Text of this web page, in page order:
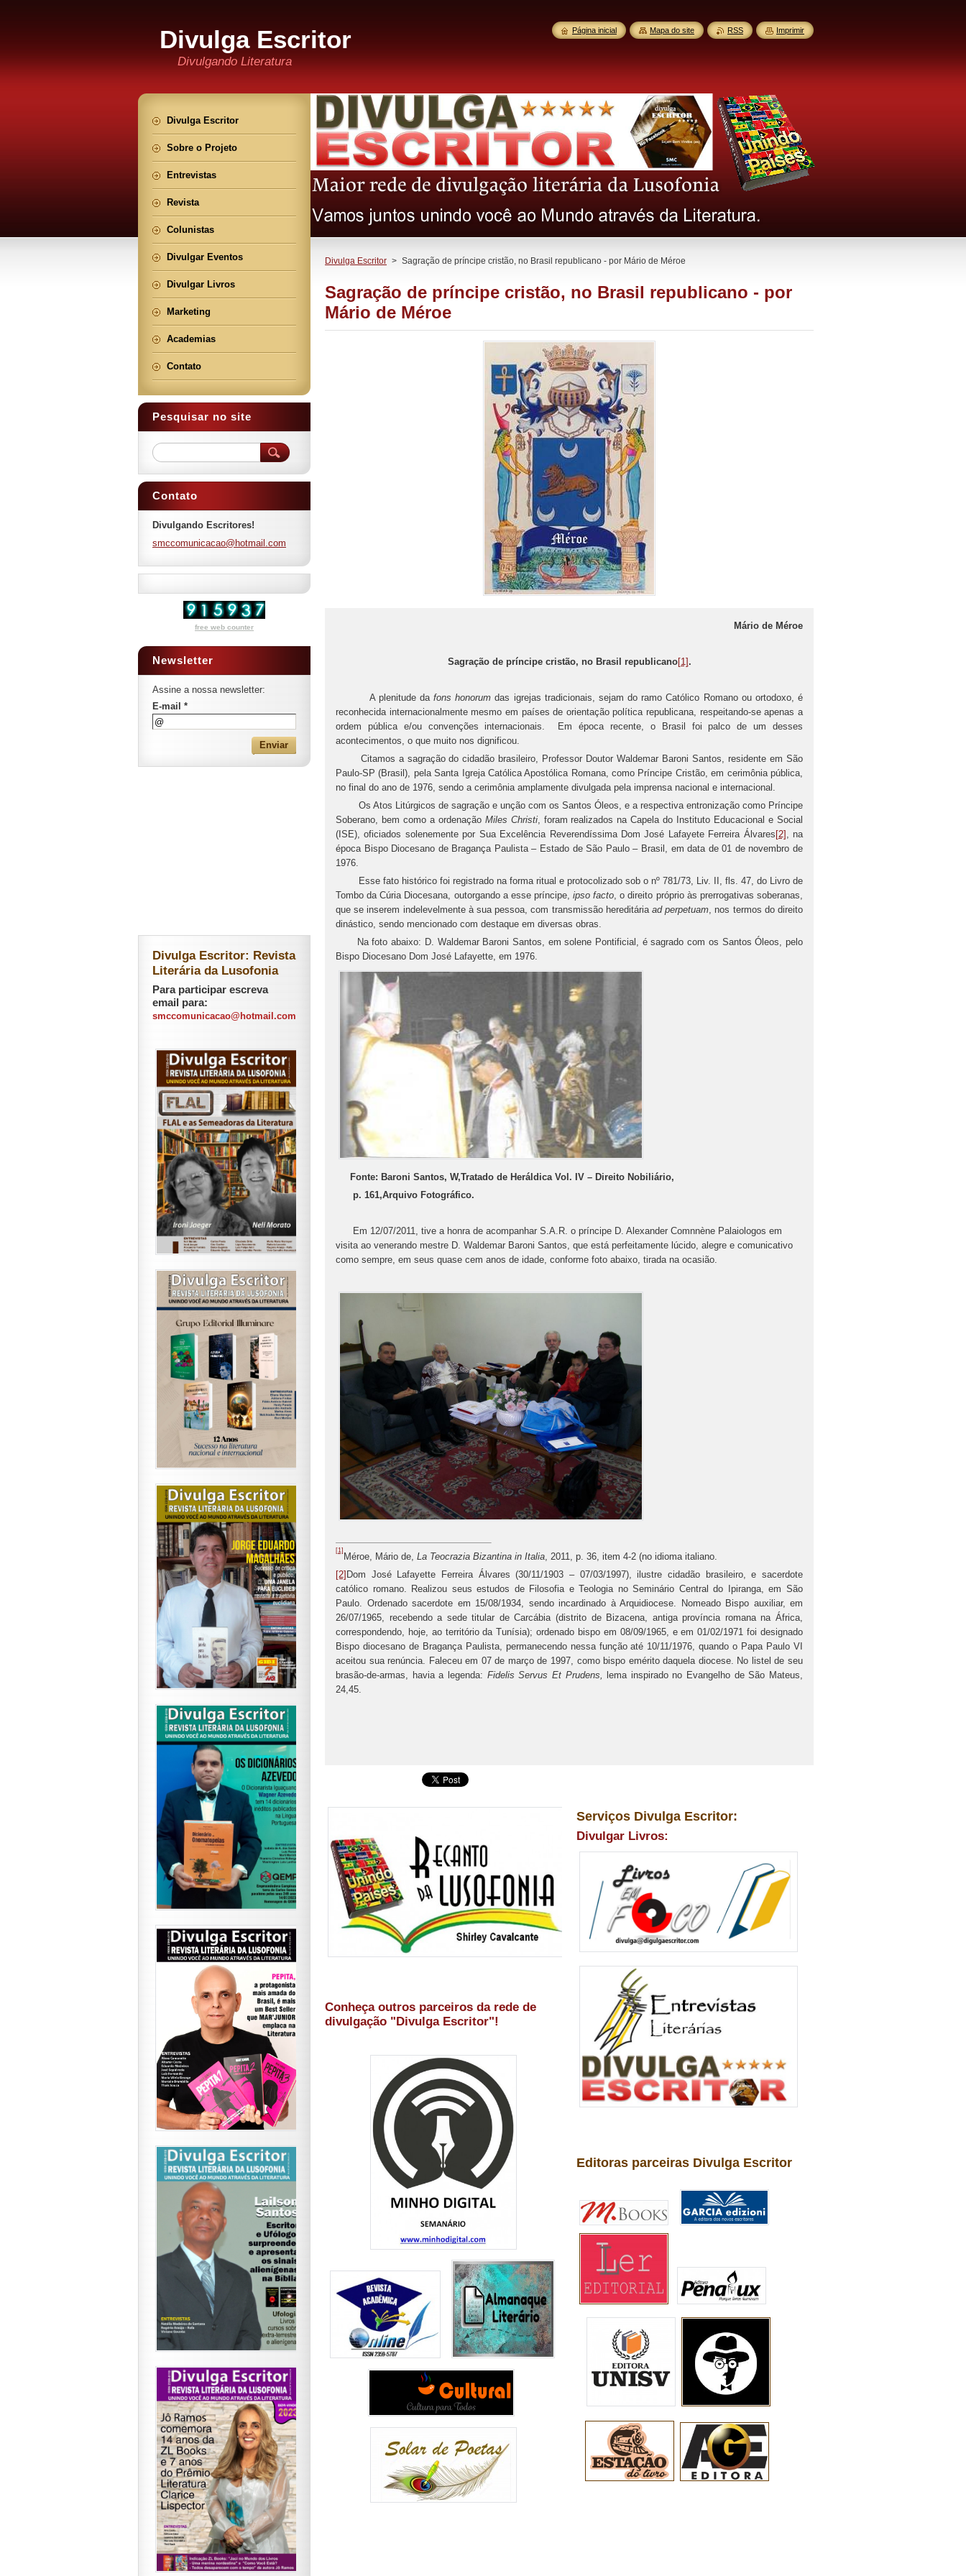
Divulga Escritor
Divulgando Literatura
Divulga Escritor > Sagração de príncipe cristão, no Brasil republicano - por Mário de Méroe
Sagração de príncipe cristão, no Brasil republicano - por
Mário de Méroe
Mário de Méroe
Sagração de príncipe cristão, no Brasil republicano[1].
A plenitude da fons honorum das igrejas tradicionais, sejam do ramo Católico Romano ou ortodoxo, é
reconhecida internacionalmente mesmo em países de orientação política republicana, respeitando-se apenas a
ordem pública e/ou convenções internacionais. Em época recente, o Brasil foi palco de um desses
acontecimentos, o que muito nos dignificou.
Citamos a sagração do cidadão brasileiro, Professor Doutor Waldemar Baroni Santos, residente em São
Paulo-SP (Brasil), pela Santa Igreja Católica Apostólica Romana, como Príncipe Cristão, em cerimônia pública,
no final do ano de 1976, sendo a cerimônia amplamente divulgada pela imprensa nacional e internacional.
Os Atos Litúrgicos de sagração e unção com os Santos Óleos, e a respectiva entronização como Príncipe
Soberano, bem como a ordenação Miles Christi, foram realizados na Capela do Instituto Educacional e Social
(ISE), oficiados solenemente por Sua Excelência Reverendíssima Dom José Lafayete Ferreira Álvares [2] , na
época Bispo Diocesano de Bragança Paulista – Estado de São Paulo – Brasil, em data de 01 de novembro de
1976.
Esse fato histórico foi registrado na forma ritual e protocolizado sob o nº 781/73, Liv. II, fls. 47, do Livro de
Tombo da Cúria Diocesana, outorgando a esse príncipe,ipso facto, o direito próprio às prerrogativas soberanas,
que se inserem indelevelmente à sua pessoa, com transmissão hereditária ad perpetuam, nos termos do direito
dinástico, sendo mencionado com destaque em diversas obras.
Na foto abaixo: D. Waldemar Baroni Santos, em solene Pontificial, é sagrado com os Santos Óleos, pelo
Bispo Diocesano Dom José Lafayette, em 1976.
Fonte: Baroni Santos, W,Tratado de Heráldica Vol. IV – Direito Nobiliário,
p. 161,Arquivo Fotográfico.
Em 12/07/2011, tive a honra de acompanhar S.A.R. o príncipe D. Alexander Comnnène Palaiologos em
visita ao venerando mestre D. Waldemar Baroni Santos, que está perfeitamente lúcido, alegre e comunicativo
como sempre, em seus quase cem anos de idade, conforme foto abaixo, tirada na ocasião.
[1]
Méroe, Mário de, La Teocrazia Bizantina in Italia , 2011, p. 36, item 4-2 (no idioma italiano.
[2] Dom José Lafayette Ferreira Álvares (30/11/1903 – 07/03/1997), ilustre cidadão brasileiro, e sacerdote
católico romano. Realizou seus estudos de Filosofia e Teologia no Seminário Central do Ipiranga, em São
Paulo. Ordenado sacerdote em 15/08/1934, sendo incardinado à Arquidiocese. Nomeado Bispo auxiliar, em
26/07/1965, recebendo a sede titular de Carcábia (distrito de Bizacena, antiga província romana na África,
correspondendo, hoje, ao território da Tunísia); ordenado bispo em 08/09/1965, e em 01/02/1971 foi designado
Bispo diocesano de Bragança Paulista, permanecendo nessa função até 10/11/1976, quando o Papa Paulo VI
aceitou sua renúncia. Faleceu em 07 de março de 1997, como bispo emérito daquela diocese. No listel de seu
brasão-de-armas, havia a legenda: Fidelis Servus Et Prudens,
lema inspirado no Evangelho de São Mateus,
24,45.
Conheça outros parceiros da rede de
divulgação "Divulga Escritor"!
Serviços Divulga Escritor:
Divulgar Livros:
Editoras parceiras Divulga Escritor
Divulga Escritor
Sobre o Projeto
Entrevistas
Revista
Colunistas
Divulgar Eventos
Divulgar Livros
Marketing
Academias
Contato
Pesquisar no site
Contato
Divulgando Escritores!
smccomunicacao@hotmail.com
free web counter
Newsletter
Assine a nossa newsletter:
E-mail *
Divulga Escritor: Revista
Literária da Lusofonia
Para participar escreva
email para:
smccomunicacao@hotmail.com
Página inicial Mapa do site RSS Imprimir